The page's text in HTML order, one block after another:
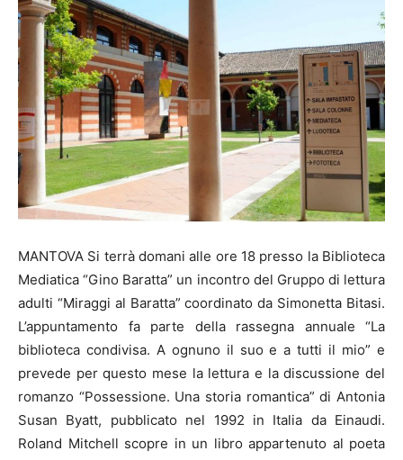
MANTOVA Si terrà domani alle ore 18 presso la Biblioteca
Mediatica “Gino Baratta” un incontro del Gruppo di lettura
adulti “Miraggi al Baratta” coordinato da Simonetta Bitasi.
L’appuntamento fa parte della rassegna annuale “La
biblioteca condivisa. A ognuno il suo e a tutti il mio” e
prevede per questo mese la lettura e la discussione del
romanzo “Possessione. Una storia romantica” di Antonia
Susan Byatt, pubblicato nel 1992 in Italia da Einaudi.
Roland Mitchell scopre in un libro appartenuto al poeta